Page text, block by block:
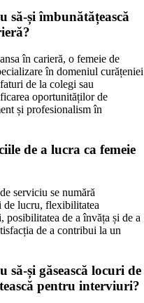
să-și îmbunătățească
în carieră, o femeie de
în domeniul curățeniei
de la colegi sau
oportunităților de
și profesionalism în
de a lucra ca femeie
serviciu se numără
de lucru, flexibilitatea
de a învăța și de a
de a contribui la un
să-și găsească locuri de
pentru interviuri?